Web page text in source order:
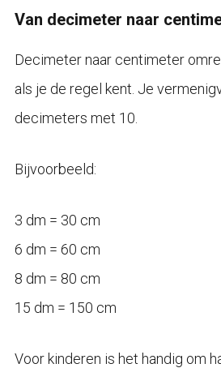
Van decimeter naar
Decimeter naar centimeter
als je de regel kent. Je
decimeters met 10.
Bijvoorbeeld:
3 dm = 30 cm
6 dm = 60 cm
8 dm = 80 cm
15 dm = 150 cm
Voor kinderen is het handig om